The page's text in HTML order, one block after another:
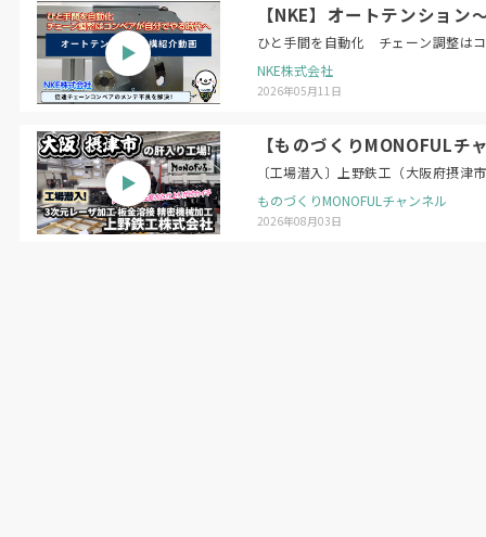
【NKE】オートテンショ
ひと手間を自動化 チェーン調整は
NKE株式会社
2026年05月11日
【ものづくりMONOFUL
〔工場潜入〕上野鉄工（大阪府摂
ものづくりMONOFULチャンネル
2026年08月03日